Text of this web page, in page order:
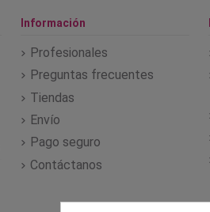
Información
Profesionales
Preguntas frecuentes
Tiendas
Envío
Pago seguro
Contáctanos